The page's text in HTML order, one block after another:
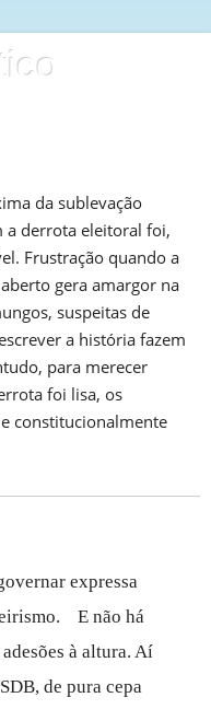
da sublevação
derrota eleitoral foi,
Frustração quando a
gera amargor na
suspeitas de
a história fazem
para merecer
foi lisa, os
constitucionalmente
expressa
E não há
à altura. Aí
de pura cepa